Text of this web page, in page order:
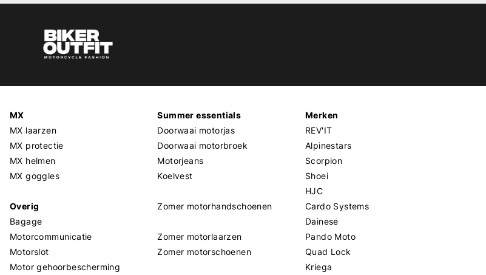
MX
MX laarzen
MX protectie
MX helmen
MX goggles
Overig
Bagage
Motorcommunicatie
Motorslot
Motor gehoorbescherming
Summer essentials
Doorwaai motorjas
Doorwaai motorbroek
Motorjeans
Koelvest
Zomer motorhandschoenen
Zomer motorlaarzen
Zomer motorschoenen
Merken
REV'IT
Alpinestars
Scorpion
Shoei
HJC
Cardo Systems
Dainese
Pando Moto
Quad Lock
Kriega